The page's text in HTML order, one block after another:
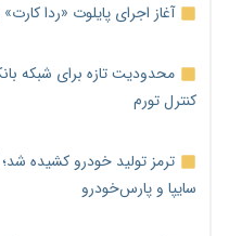
آغاز اجرای پایلوت «ردا
محدودیت تازه برای شبکه
کنترل تورم
سایپا و پارس‌خودرو